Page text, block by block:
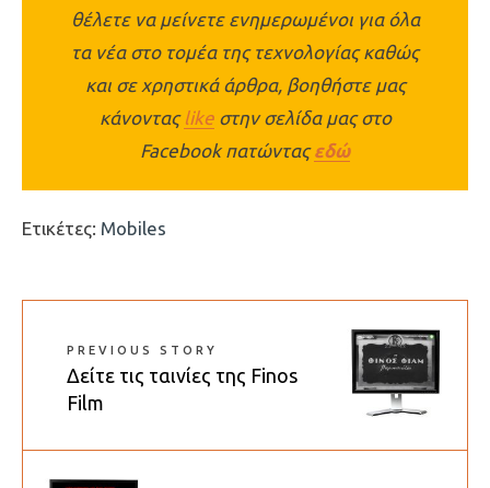
θέλετε να μείνετε ενημερωμένοι για όλα
τα νέα στο τομέα της τεχνολογίας καθώς
και σε χρηστικά άρθρα, βοηθήστε μας
κάνοντας likeστην σελίδα μας στο
Facebook πατώνταςεδώ
Ετικέτες: Mobiles
PREVIOUS STORY
Δείτε τις ταινίες της Finos
Film